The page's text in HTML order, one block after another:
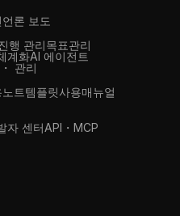
언론 보도
행 관리목표관리
계화AI 에이전트
관리
트템플릿사용매뉴얼
자 센터API・MCP